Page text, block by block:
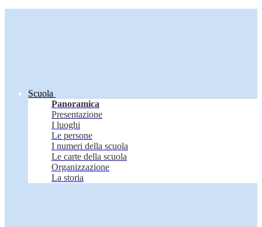
Scuola
Panoramica
Presentazione
I luoghi
Le persone
I numeri della scuola
Le carte della scuola
Organizzazione
La storia